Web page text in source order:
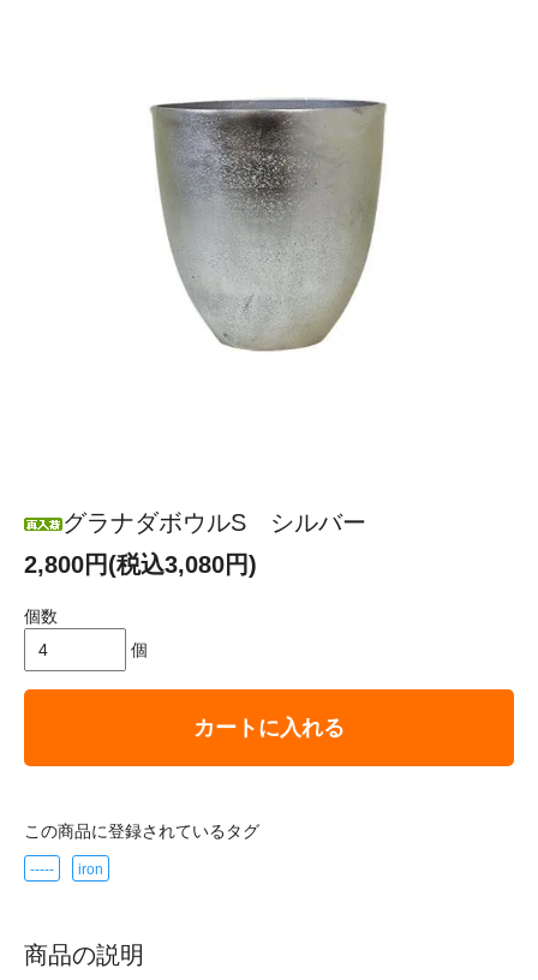
グラナダボウルS シルバー
2,800円(税込3,080円)
個数
個
カートに入れる
この商品に登録されているタグ
----- iron
商品の説明